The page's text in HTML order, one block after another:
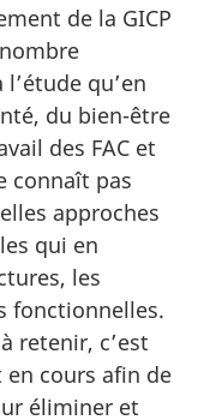
de la GICP
qu’en
du bien-être
des FAC et
connaît pas
approches
qui en
les
fonctionnelles.
retenir, c’est
cours afin de
éliminer et